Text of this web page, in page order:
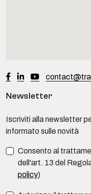
Newsletter
Iscriviti alla newsletter
informato sulle novità
Consento al
dell'art. 13 del
policy)